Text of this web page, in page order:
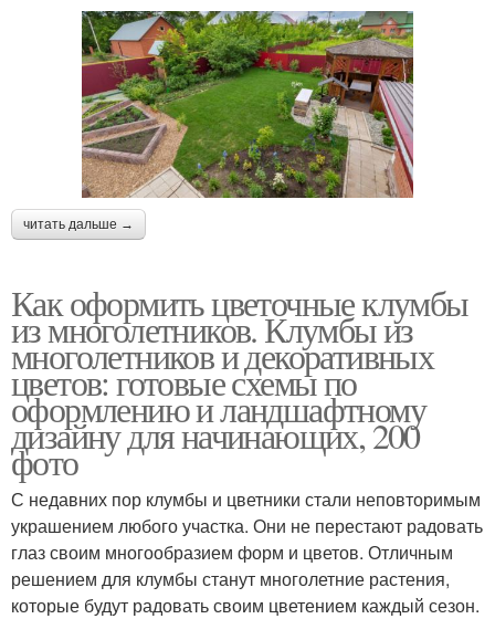
читать дальше →
Как оформить цветочные клумбы
из многолетников. Клумбы из
многолетников и декоративных
цветов: готовые схемы по
оформлению и ландшафтному
дизайну для начинающих, 200
фото
С недавних пор клумбы и цветники стали неповторимым
украшением любого участка. Они не перестают радовать
глаз своим многообразием форм и цветов. Отличным
решением для клумбы станут многолетние растения,
которые будут радовать своим цветением каждый сезон.